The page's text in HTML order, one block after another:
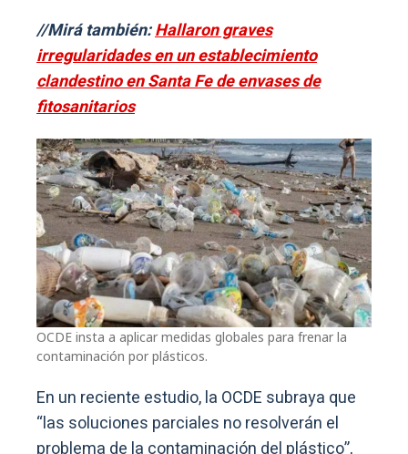
//Mirá también:Hallaron graves
irregularidades en un establecimiento
clandestino en Santa Fe de envases de
fitosanitarios
OCDE insta a aplicar medidas globales para frenar la
contaminación por plásticos.
En un reciente estudio, la OCDE subraya que
“las soluciones parciales no resolverán el